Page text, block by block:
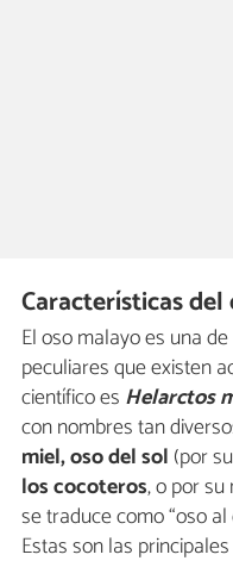
Características
El oso malayo es una
peculiares que existen
científico es Helarctos
con nombres tan
miel, oso del sol (por
los cocoteros, o por
se traduce como “oso
Estas son las